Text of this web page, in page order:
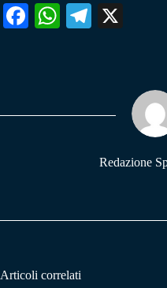
Fa W
pp
Te
m
Redazione
Articoli correlati